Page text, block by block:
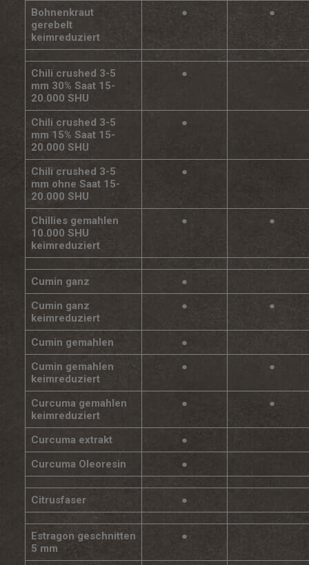
Bohnenkraut
gerebelt
keimreduziert
● ●
Chili crushed 3-5
mm 30% Saat 15-
20.000 SHU
●
Chili crushed 3-5
mm 15% Saat 15-
20.000 SHU
●
Chili crushed 3-5
mm ohne Saat 15-
20.000 SHU
●
Chillies gemahlen
10.000 SHU
keimreduziert
● ●
Cumin ganz
●
Cumin ganz
keimreduziert
● ●
Cumin gemahlen
●
Cumin gemahlen
keimreduziert
● ●
Curcuma gemahlen
keimreduziert
● ●
Curcuma extrakt
●
Curcuma Oleoresin
●
Citrusfaser ●
Estragon geschnitten
5 mm
●